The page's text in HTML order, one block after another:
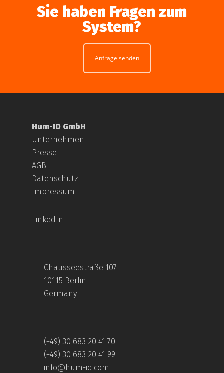
Sie haben Fragen zum
System?
Anfrage senden
Hum-ID GmbH
Unternehmen
Presse
AGB
Datenschutz
Impressum
LinkedIn
Chausseestraße 107
10115 Berlin
Germany
(+49) 30 683 20 41 70
(+49) 30 683 20 41 99
info@hum-id.com